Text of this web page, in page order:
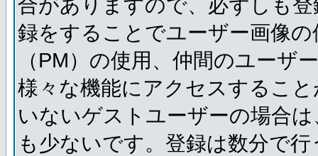
合がありますので、必ずしも
録をすることでユーザー画像
（PM）の使用、仲間のユーザ
様々な機能にアクセスするこ
いないゲストユーザーの場合
も少ないです。登録は数分で